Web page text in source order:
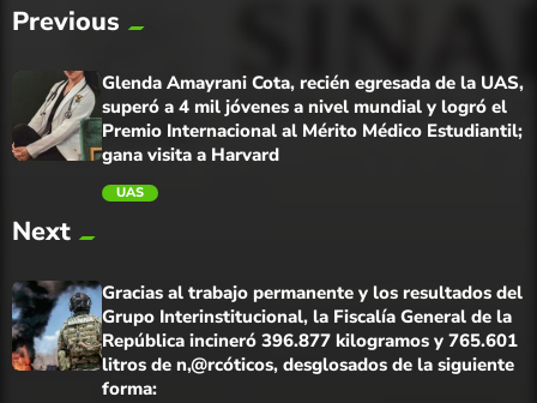
Previous
trending_flat
Glenda Amayrani Cota, recién egresada de la UAS,
superó a 4 mil jóvenes a nivel mundial y logró el
Premio Internacional al Mérito Médico Estudiantil;
gana visita a Harvard
UAS
Next
Gracias al trabajo permanente y los resultados del
Grupo Interinstitucional, la Fiscalía General de la
República incineró 396.877 kilogramos y 765.601
litros de n,@rcóticos, desglosados de la siguiente
forma: